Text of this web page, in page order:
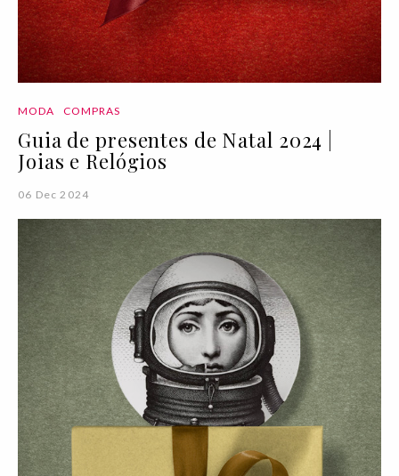
MODA COMPRAS
Guia de presentes de Natal 2024 |
Joias e Relógios
06 Dec 2024